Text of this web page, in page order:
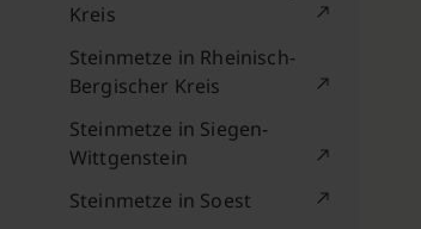
Kreis
Steinmetze in Rheinisch-
Bergischer Kreis
Steinmetze in Siegen-
Wittgenstein
Steinmetze in Soest